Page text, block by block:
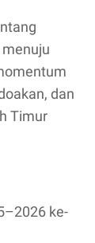
dan
Timur
ke-